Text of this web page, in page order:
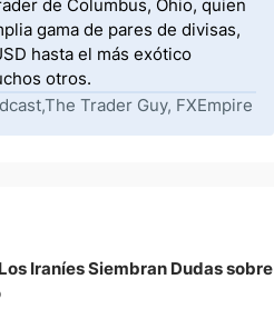
de Columbus, Ohio, quien
gama de pares de divisas,
hasta el más exótico
otros.
Trader Guy, FXEmpire
Iraníes Siembran Dudas sobre